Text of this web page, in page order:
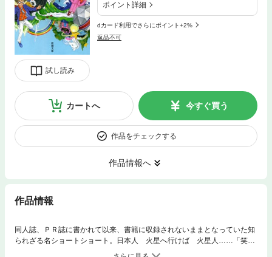
試し読み
ポイント詳細
dカード利用でさらにポイント+2%
返品不可
カートへ 今すぐ買う
作品をチェックする
作品情報へ
作品情報
同人誌、ＰＲ誌に書かれて以来、書籍に収録されないままとなっていた知
られざる名ショートショート。日本人 火星へ行けば 火星人……「笑兎
（ショート）」の雅号で作られた、奇想天外でシニカルなＳＦ川柳・都々